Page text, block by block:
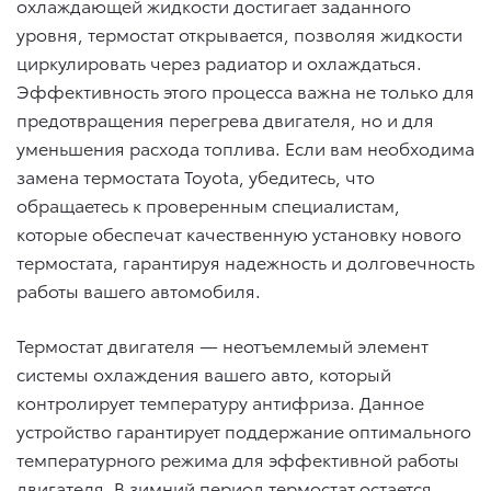
уровня, термостат открывается, позволяя жидкости
циркулировать через радиатор и охлаждаться.
Эффективность этого процесса важна не только для
предотвращения перегрева двигателя, но и для
уменьшения расхода топлива. Если вам необходима
замена термостата Toyota, убедитесь, что
обращаетесь к проверенным специалистам,
которые обеспечат качественную установку нового
термостата, гарантируя надежность и долговечность
работы вашего автомобиля.
Термостат двигателя — неотъемлемый элемент
системы охлаждения вашего авто, который
контролирует температуру антифриза. Данное
устройство гарантирует поддержание оптимального
температурного режима для эффективной работы